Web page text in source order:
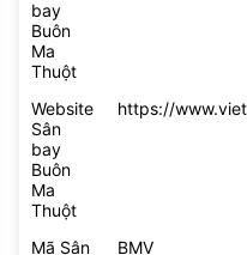
bay
Buôn
Ma
Thuột
Website
Sân
bay
Buôn
Ma
Thuột
https://
Mã Sân
BMV